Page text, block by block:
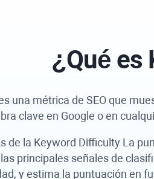
¿Qué es
una métrica de SEO que
clave en Google o en
de la Keyword Difficulty La
principales señales de
y estima la puntuación en